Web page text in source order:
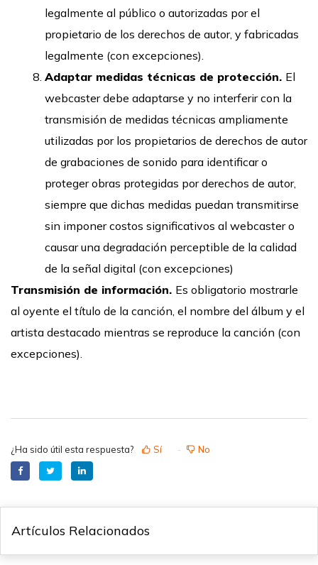
legalmente al público o autorizadas por el
propietario de los derechos de autor, y fabricadas
legalmente (con excepciones).
Adaptar medidas técnicas de protección. El
webcaster debe adaptarse y no interferir con la
transmisión de medidas técnicas ampliamente
utilizadas por los propietarios de derechos de autor
de grabaciones de sonido para identificar o
proteger obras protegidas por derechos de autor,
siempre que dichas medidas puedan transmitirse
sin imponer costos significativos al webcaster o
causar una degradación perceptible de la calidad
de la señal digital (con excepciones)
Transmisión de información. Es obligatorio mostrarle
al oyente el título de la canción, el nombre del álbum y el
artista destacado mientras se reproduce la canción (con
excepciones).
¿Ha sido útil esta respuesta? Sí No
Artículos Relacionados